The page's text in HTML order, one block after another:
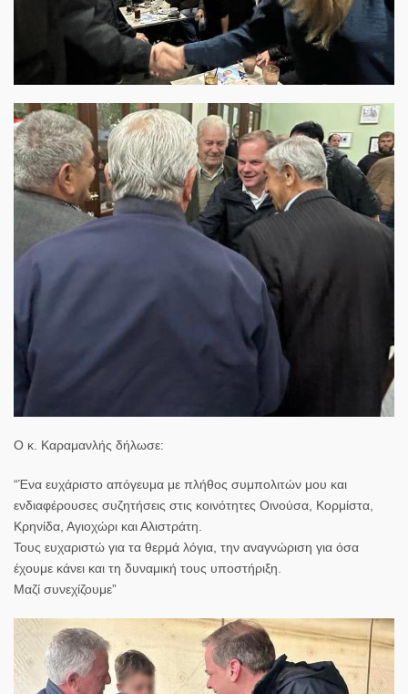
Ο κ. Καραμανλής δήλωσε:
“Ένα ευχάριστο απόγευμα με πλήθος συμπολιτών μου και
ενδιαφέρουσες συζητήσεις στις κοινότητες Οινούσα, Κορμίστα,
Κρηνίδα, Αγιοχώρι και Αλιστράτη.
Τους ευχαριστώ για τα θερμά λόγια, την αναγνώριση για όσα
έχουμε κάνει και τη δυναμική τους υποστήριξη.
Μαζί συνεχίζουμε”